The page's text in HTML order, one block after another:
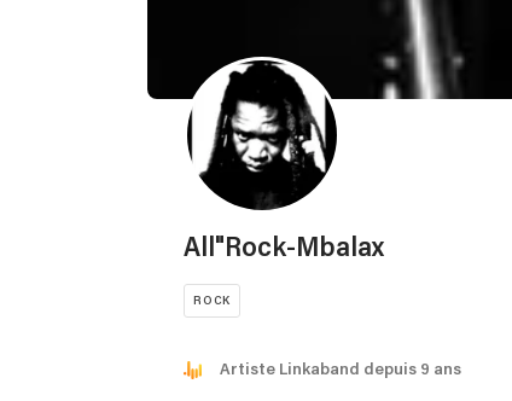
All"Rock-Mbalax
ROCK
Artiste Linkaband depuis 9 ans